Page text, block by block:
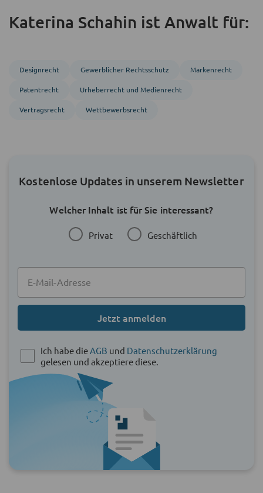
Katerina Schahin ist Anwalt für:
Designrecht Gewerblicher Rechtsschutz Markenrecht
Patentrecht Urheberrecht und Medienrecht
Vertragsrecht Wettbewerbsrecht
Kostenlose Updates in unserem Newsletter
Welcher Inhalt ist für Sie interessant?
Privat Geschäftlich
Jetzt anmelden
Ich habe die AGB und Datenschutzerklärung
gelesen und akzeptiere diese.